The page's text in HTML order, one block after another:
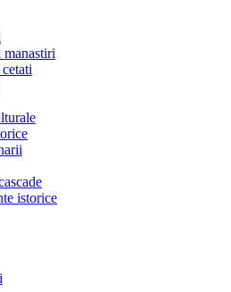
istorice